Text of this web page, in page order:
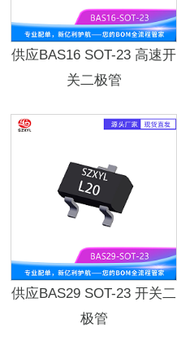
供应BAS16 SOT-23 高速开
关二极管
供应BAS29 SOT-23 开关二
极管